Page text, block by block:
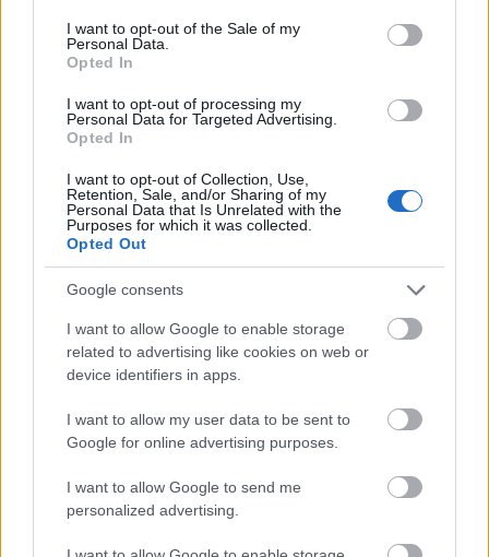
consent section.
I want to opt-out of the Sale of my
Personal Data.
Opted In
I want to opt-out of processing my
Personal Data for Targeted Advertising.
Opted In
I want to opt-out of Collection, Use,
Retention, Sale, and/or Sharing of my
Personal Data that Is Unrelated with the
Purposes for which it was collected.
Opted Out
Google consents
I want to allow Google to enable storage
related to advertising like cookies on web or
device identifiers in apps.
I want to allow my user data to be sent to
Google for online advertising purposes.
I want to allow Google to send me
personalized advertising.
Első kislemez, képek, borító és
információk az új Dave&Soulsavers
együttműködésről
2021. október 04.
Elsőként: az albumon 12 dal lesz hallható, nem 11: